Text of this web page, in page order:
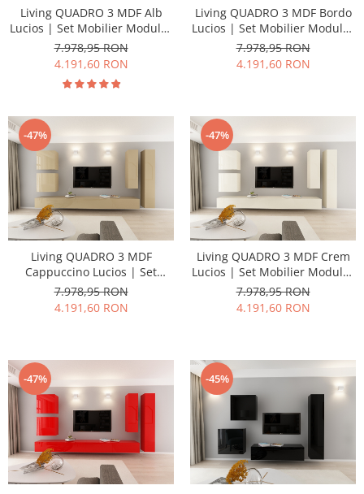
Living QUADRO 3 MDF Alb
Lucios | Set Mobilier Modular
Suspendat Premium
Configurabil pentru un Living
Modern Fără Mânere/Push to
Open - Hulgo Mobili
7.978,95 RON
4.191,60 RON
Living QUADRO 3 MDF Bordo
Lucios | Set Mobilier Modular
Suspendat Premium
Configurabil pentru un Living
Modern Fără Mânere/Push to
7.978,95 RON
4.191,60 RON
-47%
Living QUADRO 3 MDF
Cappuccino Lucios | Set
Mobilier Modular Suspendat
Premium Configurabil pentru
un Living Modern Fără
7.978,95 RON
4.191,60 RON
-47%
Living QUADRO 3 MDF Crem
Lucios | Set Mobilier Modular
Suspendat Premium
Configurabil pentru un Living
Modern Fără Mânere/Push to
7.978,95 RON
4.191,60 RON
-47% -45%